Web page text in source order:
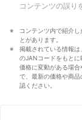
コンテンツの誤り
コンテンツ内で紹介
とがあります。
掲載されている情報
のJANコードをもとに
価格に変動がある場
で、最新の価格や商
認ください。